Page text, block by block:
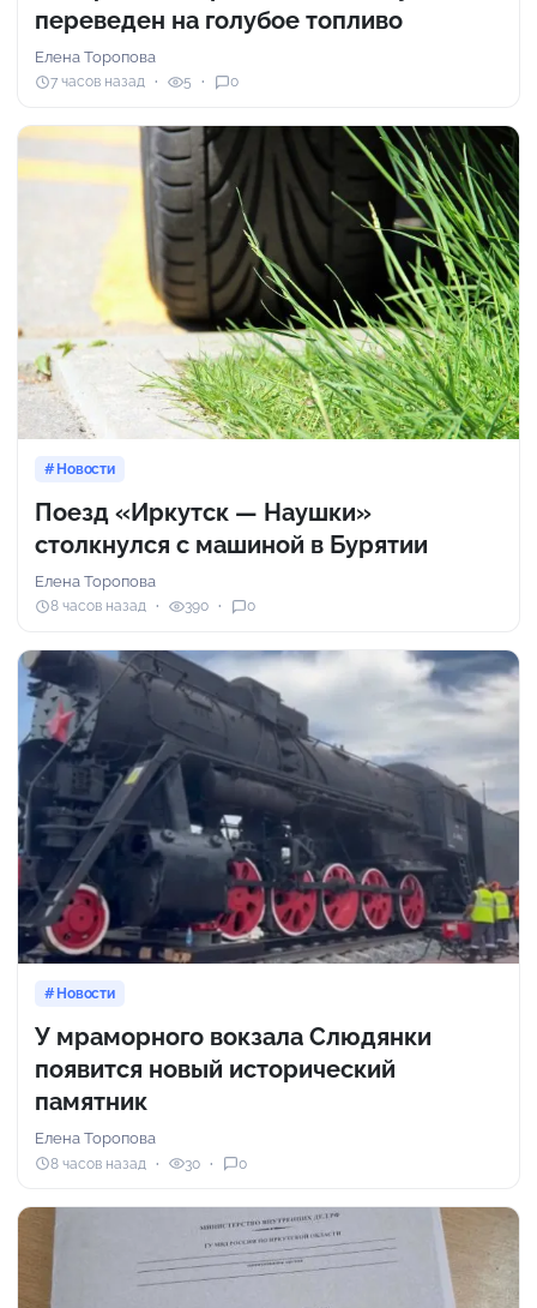
переведен на голубое топливо
Елена Торопова
7 часов назад 5 0
Новости
Поезд «Иркутск — Наушки»
столкнулся с машиной в Бурятии
Елена Торопова
8 часов назад 390 0
Новости
У мраморного вокзала Слюдянки
появится новый исторический
памятник
Елена Торопова
8 часов назад 30 0